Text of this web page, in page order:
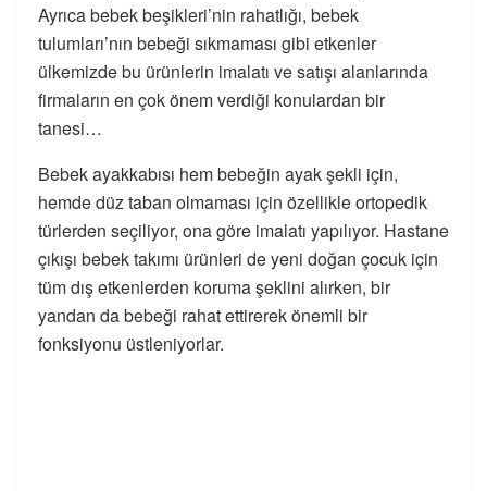
Ayrıca bebek beşikleri’nin rahatlığı, bebek
tulumları’nın bebeği sıkmaması gibi etkenler
ülkemizde bu ürünlerin imalatı ve satışı alanlarında
firmaların en çok önem verdiği konulardan bir
tanesi…
Bebek ayakkabısı hem bebeğin ayak şekli için,
hemde düz taban olmaması için özellikle ortopedik
türlerden seçiliyor, ona göre imalatı yapılıyor. Hastane
çıkışı bebek takımı ürünleri de yeni doğan çocuk için
tüm dış etkenlerden koruma şeklini alırken, bir
yandan da bebeği rahat ettirerek önemli bir
fonksiyonu üstleniyorlar.